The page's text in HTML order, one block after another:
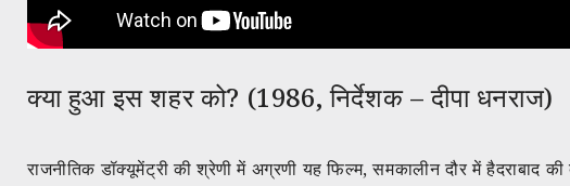
क्या हुआ इस शहर को? (1986, निर्देशक – दीपा धनराज)
राजनीतिक डॉक्यूमेंट्री की श्रेणी में अग्रणी यह फिल्म, समकालीन दौर में हैदराबाद